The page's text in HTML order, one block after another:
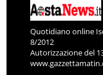
Quotidiano online
8/2012
Autorizzazione del